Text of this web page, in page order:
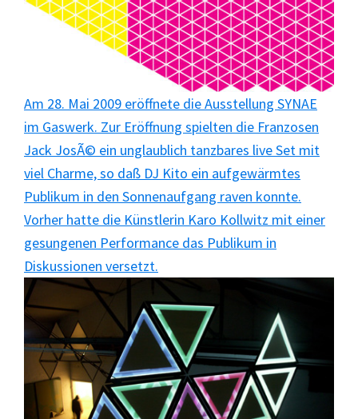
Am 28. Mai 2009 eröffnete die Ausstellung SYNAE
im Gaswerk. Zur Eröffnung spielten die Franzosen
Jack JosÃ© ein unglaublich tanzbares live Set mit
viel Charme, so daß DJ Kito ein aufgewärmtes
Publikum in den Sonnenaufgang raven konnte.
Vorher hatte die Künstlerin Karo Kollwitz mit einer
gesungenen Performance das Publikum in
Diskussionen versetzt.